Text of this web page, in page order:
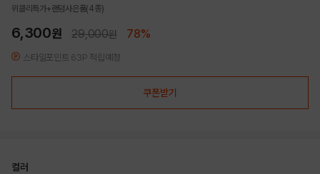
위클리특가+랜덤사은품(4종)
6,300원 29,000원 78%
스타일포인트 63P 적립예정
쿠폰받기
컬러